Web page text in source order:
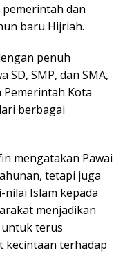
dan
baru Hijriah.
penuh
SD, SMP, dan SMA,
Kota
berbagai
mengatakan Pawai
tetapi juga
nilai Islam kepada
menjadikan
terus
kecintaan terhadap